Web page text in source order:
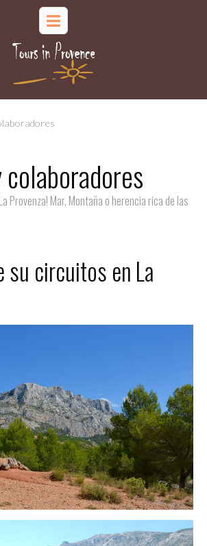
colaboradores
Provenza! Mar, Montaña o herencia rica de las
su circuitos en La